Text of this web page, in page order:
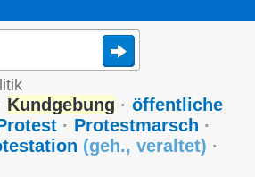
Kundgebung · öffentliche
· Protestmarsch ·
(geh., veraltet) ·